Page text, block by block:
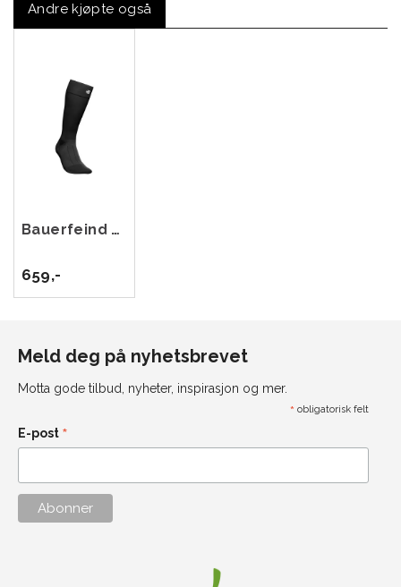
Andre kjøpte også
Bauerfeind Sports Recovery Comp Socks
659,-
Meld deg på nyhetsbrevet
Motta gode tilbud, nyheter, inspirasjon og mer.
* obligatorisk felt
E-post *